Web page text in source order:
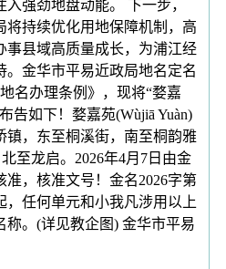
强劲地盘动能。 下一步，
将持续优化用地保障机制，高
事县域高质量成长，为浦江经
。金华市平易近政局地名定名
名办理条例》，现将“婺嘉
告如下！婺嘉苑(Wùjiā Yuàn)
镇，东至桐溪街，南至桐韵雅
至龙启。2026年4月7日由金
，核准文号！金名2026字第
，任何单元和小我凡涉用以上
称。(详见教企图) 金华市平易